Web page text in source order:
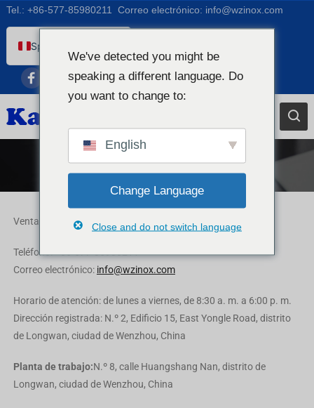
Tel.: +86-577-85980211 Correo electrónico: info@wzinox.com
Spanish (Peru)
Afrikaans
Bengali
Catalan
French
Dutch (Belgium)
Dutch
Czech
Greek
Japanese
Contáctenos
Ventas y Desarrollo Comercial
Teléfono: +86-577-85980211
Correo electrónico: info@wzinox.com
Horario de atención: de lunes a viernes, de 8:30 a. m. a 6:00 p. m.
Dirección registrada: N.º 2, Edificio 15, East Yongle Road, distrito
de Longwan, ciudad de Wenzhou, China
Planta de trabajo:N.º 8, calle Huangshang Nan, distrito de
Longwan, ciudad de Wenzhou, China
We've detected you might be
speaking a different language. Do
you want to change to:
English
Change Language
Close and do not switch language